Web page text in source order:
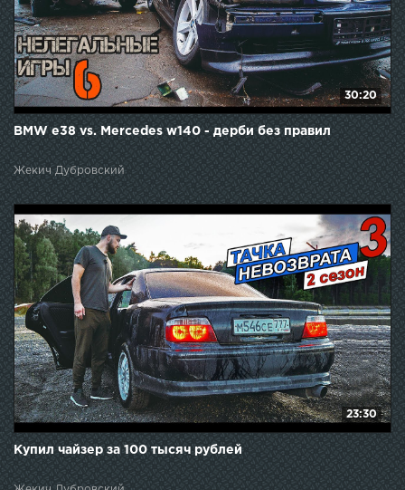
30:20
BMW e38 vs. Mercedes w140 - дерби без правил
Жекич Дубровский
23:30
Купил чайзер за 100 тысяч рублей